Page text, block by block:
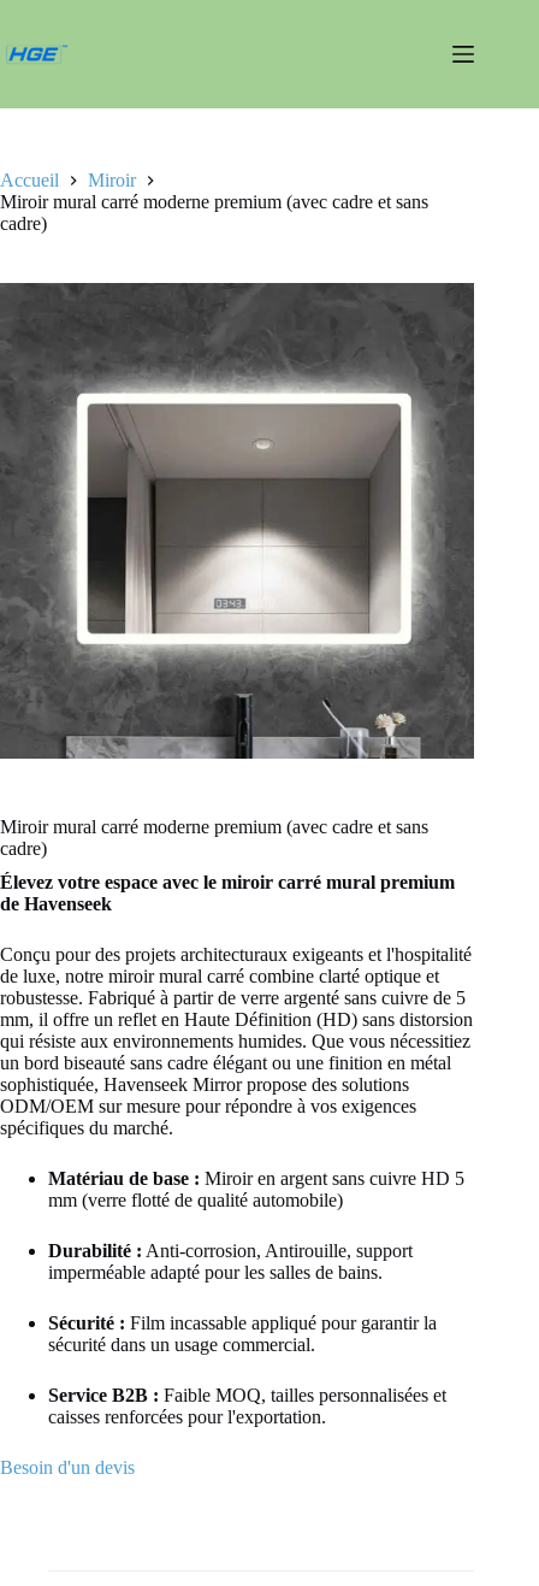
contenu
Accueil
Miroir
Miroir mural carré moderne premium (avec cadre et sans
cadre)
Miroir mural carré moderne premium (avec cadre et sans
cadre)
Élevez votre espace avec le miroir carré mural premium
de Havenseek
Conçu pour des projets architecturaux exigeants et l'hospitalité
de luxe, notre miroir mural carré combine clarté optique et
robustesse. Fabriqué à partir de verre argenté sans cuivre de 5
mm, il offre un reflet en Haute Définition (HD) sans distorsion
qui résiste aux environnements humides. Que vous nécessitiez
un bord biseauté sans cadre élégant ou une finition en métal
sophistiquée, Havenseek Mirror propose des solutions
ODM/OEM sur mesure pour répondre à vos exigences
spécifiques du marché.
Matériau de base : Miroir en argent sans cuivre HD 5
mm (verre flotté de qualité automobile)
Durabilité : Anti-corrosion, Antirouille, support
imperméable adapté pour les salles de bains.
Sécurité : Film incassable appliqué pour garantir la
sécurité dans un usage commercial.
Service B2B : Faible MOQ, tailles personnalisées et
caisses renforcées pour l'exportation.
Besoin d'un devis